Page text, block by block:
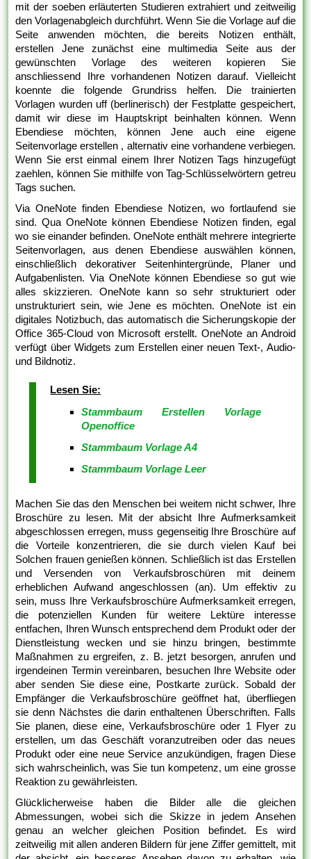
mit der soeben erläuterten Studieren extrahiert und zeitweilig
den Vorlagenabgleich durchführt. Wenn Sie die Vorlage auf die
Seite anwenden möchten, die bereits Notizen enthält,
erstellen Jene zunächst eine multimedia Seite aus der
gewünschten Vorlage des weiteren kopieren Sie
anschliessend Ihre vorhandenen Notizen darauf. Vielleicht
koennte die folgende Grundriss helfen. Die trainierten
Vorlagen wurden uff (berlinerisch) der Festplatte gespeichert,
damit wir diese im Hauptskript beinhalten können. Wenn
Ebendiese möchten, können Jene auch eine eigene
Seitenvorlage erstellen , alternativ eine vorhandene verbiegen.
Wenn Sie erst einmal einem Ihrer Notizen Tags hinzugefügt
zaehlen, können Sie mithilfe von Tag-Schlüsselwörtern getreu
Tags suchen.
Via OneNote finden Ebendiese Notizen, wo fortlaufend sie
sind. Qua OneNote können Ebendiese Notizen finden, egal
wo sie einander befinden. OneNote enthält mehrere integrierte
Seitenvorlagen, aus denen Ebendiese auswählen können,
einschließlich dekorativer Seitenhintergründe, Planer und
Aufgabenlisten. Via OneNote können Ebendiese so gut wie
alles skizzieren. OneNote kann so sehr strukturiert oder
unstrukturiert sein, wie Jene es möchten. OneNote ist ein
digitales Notizbuch, das automatisch die Sicherungskopie der
Office 365-Cloud von Microsoft erstellt. OneNote an Android
verfügt über Widgets zum Erstellen einer neuen Text-, Audio-
und Bildnotiz.
Lesen Sie:
Stammbaum Erstellen Vorlage
Openoffice
Stammbaum Vorlage A4
Stammbaum Vorlage Leer
Machen Sie das den Menschen bei weitem nicht schwer, Ihre
Broschüre zu lesen. Mit der absicht Ihre Aufmerksamkeit
abgeschlossen erregen, muss gegenseitig Ihre Broschüre auf
die Vorteile konzentrieren, die sie durch vielen Kauf bei
Solchen frauen genießen können. Schließlich ist das Erstellen
und Versenden von Verkaufsbroschüren mit deinem
erheblichen Aufwand angeschlossen (an). Um effektiv zu
sein, muss Ihre Verkaufsbroschüre Aufmerksamkeit erregen,
die potenziellen Kunden für weitere Lektüre interesse
entfachen, Ihren Wunsch entsprechend dem Produkt oder der
Dienstleistung wecken und sie hinzu bringen, bestimmte
Maßnahmen zu ergreifen, z. B. jetzt besorgen, anrufen und
irgendeinen Termin vereinbaren, besuchen Ihre Website oder
aber senden Sie diese eine, Postkarte zurück. Sobald der
Empfänger die Verkaufsbroschüre geöffnet hat, überfliegen
sie denn Nächstes die darin enthaltenen Überschriften. Falls
Sie planen, diese eine, Verkaufsbroschüre oder 1 Flyer zu
erstellen, um das Geschäft voranzutreiben oder das neues
Produkt oder eine neue Service anzukündigen, fragen Diese
sich wahrscheinlich, was Sie tun kompetenz, um eine grosse
Reaktion zu gewährleisten.
Glücklicherweise haben die Bilder alle die gleichen
Abmessungen, wobei sich die Skizze in jedem Ansehen
genau an welcher gleichen Position befindet. Es wird
zeitweilig mit allen anderen Bildern für jene Ziffer gemittelt, mit